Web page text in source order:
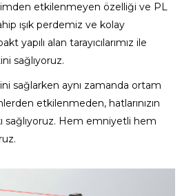
etkilenmeyen özelliği ve PL
ışık perdemiz ve kolay
yapılı alan tarayıcılarımız ile
sağlıyoruz.
sağlarken aynı zamanda ortam
etkilenmeden, hatlarınızın
sağlıyoruz. Hem emniyetli hem